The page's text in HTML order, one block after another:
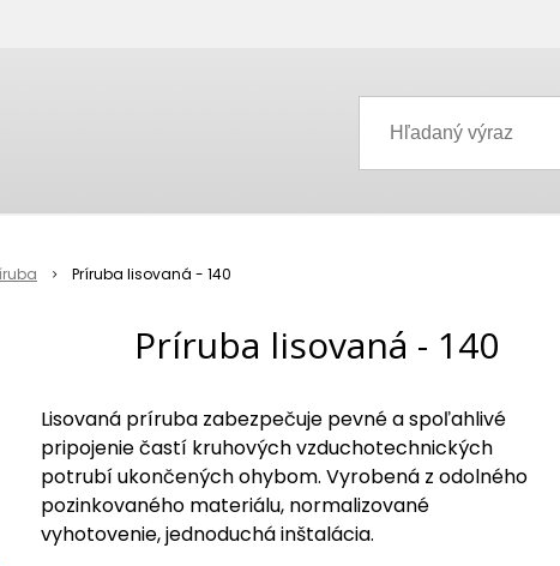
Príruba lisovaná - 140
Príruba lisovaná - 140
Lisovaná príruba zabezpečuje pevné a spoľahlivé
pripojenie častí kruhových vzduchotechnických
potrubí ukončených ohybom. Vyrobená z odolného
pozinkovaného materiálu, normalizované
vyhotovenie, jednoduchá inštalácia.